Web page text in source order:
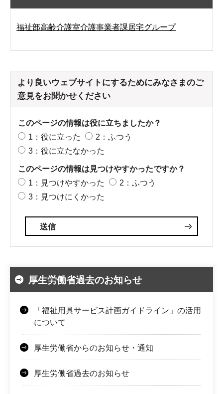
福祉部高齢介護室介護事業者課居宅グループ
より良いウェブサイトにするためにみなさまのご
意見をお聞かせください
このページの情報は役に立ちましたか？
1：役に立った
2：ふつう
3：役に立たなかった
このページの情報は見つけやすかったですか？
1：見つけやすかった
2：ふつう
3：見つけにくかった
厚生労働省過去のお知らせ
「福祉用具サービス計画ガイドライン」の活用
について
厚生労働省からのお知らせ・通知
厚生労働省過去のお知らせ